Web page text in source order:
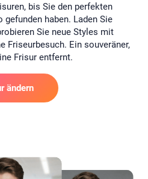
bis Sie den perfekten
haben. Laden Sie
Sie neue Styles mit
Friseurbesuch. Ein souveräner,
Frisur entfernt.
ändern